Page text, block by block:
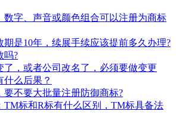
数字、声音或颜色组合可以注册为商标
期是10年，续展手续应该提前多久办理?
吗?
了，或者公司改名了，必须要做变更
什么后果？
要不要大批量注册防御商标?
TM标和R标有什么区别，TM标具备法